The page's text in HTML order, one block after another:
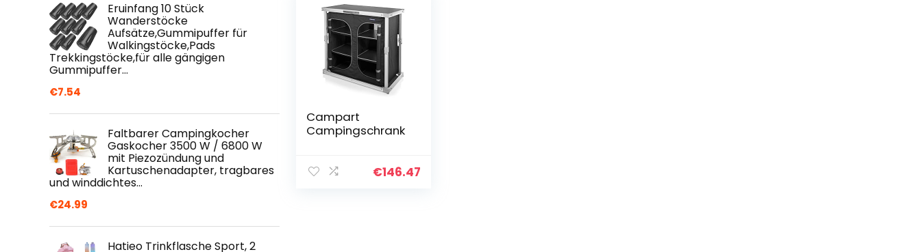
Eruinfang 10 Stück
Wanderstöcke
Aufsätze,Gummipuffer für
Walkingstöcke,Pads
Trekkingstöcke,für alle gängigen
Gummipuffer…
€7.54
Faltbarer Campingkocher
Gaskocher 3500 W / 6800 W
mit Piezozündung und
Kartuschenadapter, tragbares
und winddichtes…
€24.99
Hatieo Trinkflasche Sport, 2
Campart
Campingschrank
€146.47